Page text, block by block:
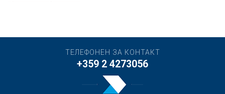
ТЕЛЕФОНЕН ЗА КОНТАКТ
+359 2 4273056